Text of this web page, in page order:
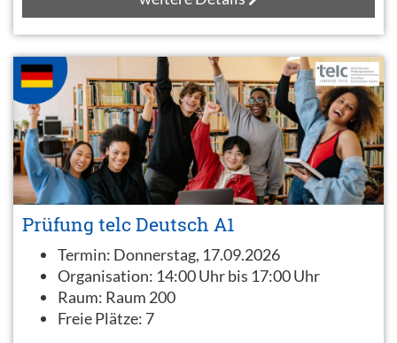
Prüfung telc Deutsch A1
Termin: Donnerstag, 17.09.2026
Organisation: 14:00 Uhr bis 17:00 Uhr
Raum: Raum 200
Freie Plätze: 7